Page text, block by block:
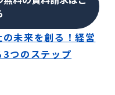
未来を創る！経営
つのステップ